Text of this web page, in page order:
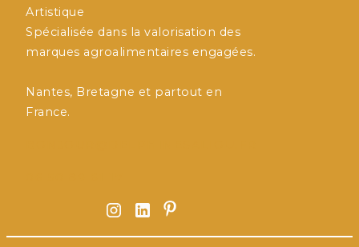
Artistique
Spécialisée dans la valorisation des
marques agroalimentaires engagées.
Nantes, Bretagne et partout en
France.